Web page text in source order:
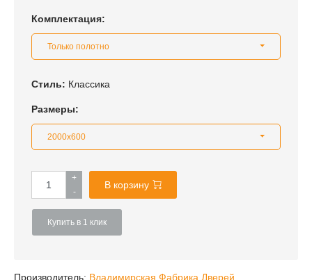
Комплектация:
Только полотно
Стиль: Классика
Размеры:
2000x600
+
-
В корзину
Купить в 1 клик
Производитель: Владимирская Фабрика Дверей